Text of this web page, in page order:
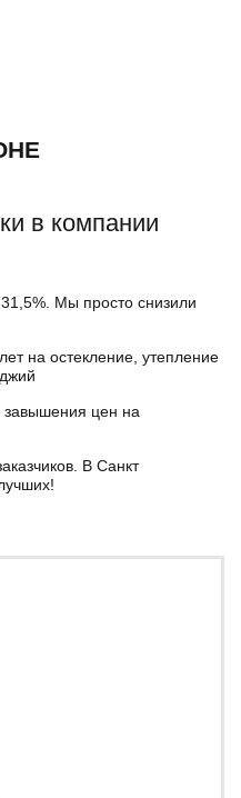
в компании
Мы просто снизили
на остекление, утепление
цен на
В Санкт